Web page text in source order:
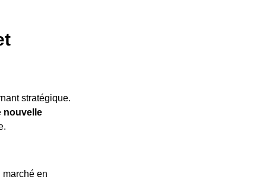
stratégique.
nouvelle
marché en